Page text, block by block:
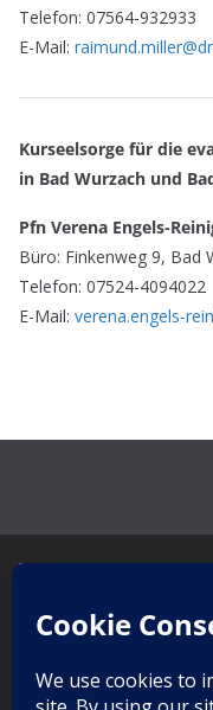
Telefon: 07564-932933
E-Mail:
Kurseelsorge für die
in Bad Wurzach und
Pfn Verena Engels-
Büro: Finkenweg 9, Bad
Telefon: 07524-4094022
E-Mail: verena.engels-